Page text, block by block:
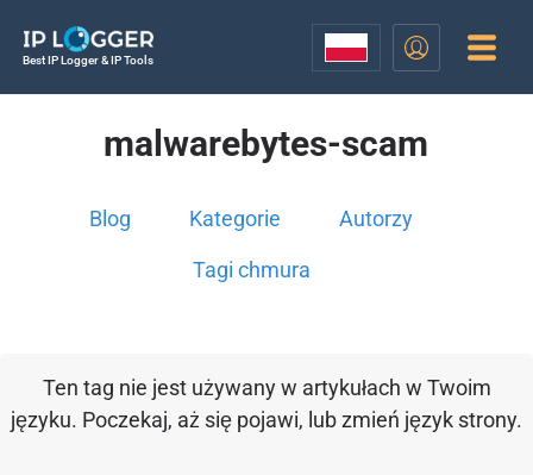
Best IP Logger & IP Tools
malwarebytes-scam
Blog Kategorie Autorzy
Tagi chmura